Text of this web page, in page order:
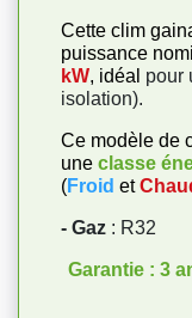
Cette clim
puissance
kW, idéal pour
isolation).
Ce modèle de
une classe
(Froid et
- Gaz : R32
Garantie : 3